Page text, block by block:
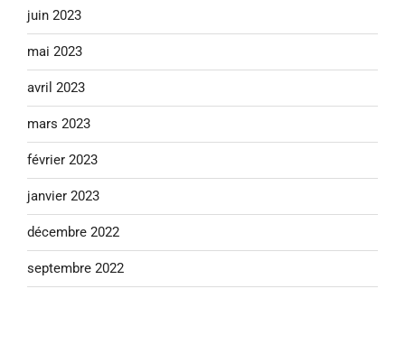
juin 2023
mai 2023
avril 2023
mars 2023
février 2023
janvier 2023
décembre 2022
septembre 2022